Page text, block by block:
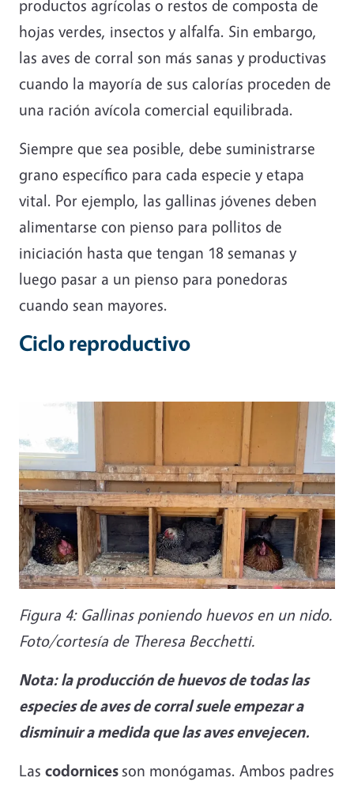
productos agrícolas o restos de composta de
hojas verdes, insectos y alfalfa. Sin embargo,
las aves de corral son más sanas y productivas
cuando la mayoría de sus calorías proceden de
una ración avícola comercial equilibrada.
Siempre que sea posible, debe suministrarse
grano específico para cada especie y etapa
vital. Por ejemplo, las gallinas jóvenes deben
alimentarse con pienso para pollitos de
iniciación hasta que tengan 18 semanas y
luego pasar a un pienso para ponedoras
cuando sean mayores.
Ciclo reproductivo
Figura 4: Gallinas poniendo huevos en un nido.
Foto/cortesía de Theresa Becchetti.
Nota: la producción de huevos de todas las
especies de aves de corral suele empezar a
disminuir a medida que las aves envejecen.
Las codornices son monógamas. Ambos padres